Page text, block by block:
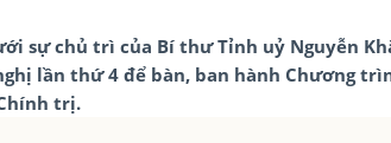
sự chủ trì của Bí thư Tỉnh uỷ Nguyễn
lần thứ 4 để bàn, ban hành Chương
trị.